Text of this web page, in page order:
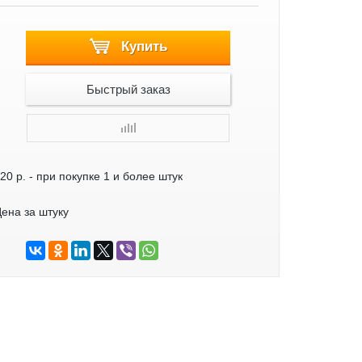
Купить
Быстрый заказ
р. - при покупке 1 и более штук
за штуку